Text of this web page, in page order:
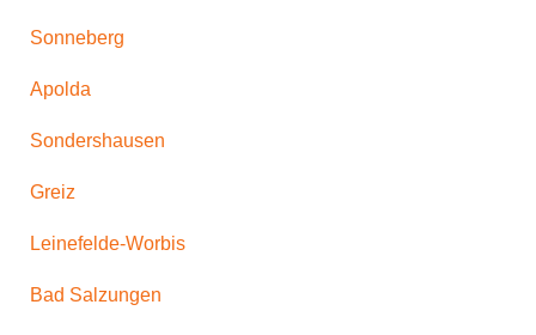
Sonneberg
Apolda
Sondershausen
Greiz
Leinefelde-Worbis
Bad Salzungen